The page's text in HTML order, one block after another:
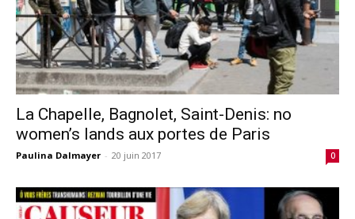
La Chapelle, Bagnolet, Saint-Denis: no
women’s lands aux portes de Paris
Paulina Dalmayer - 20 juin 2017 0